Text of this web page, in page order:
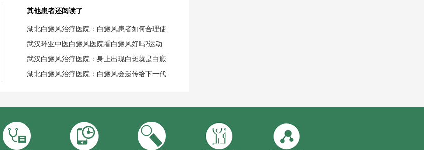
其他患者还阅读了
湖北白癜风治疗医院：白癜风患者如何合理使
武汉环亚中医白癜风医院看白癜风好吗?运动
武汉白癜风治疗医院：身上出现白斑就是白癜
湖北白癜风治疗医院：白癜风会遗传给下一代